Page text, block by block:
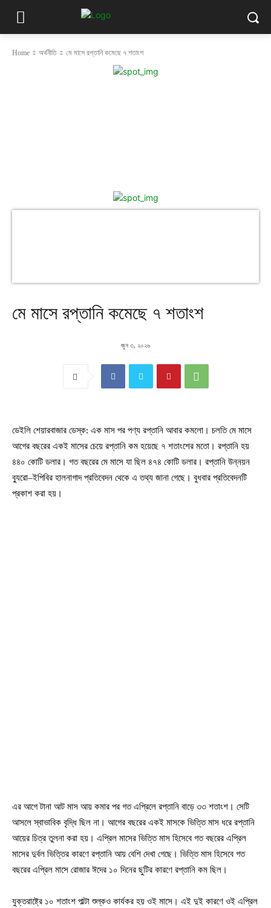
Home অর্থনীতি মে মাসে রপ্তানি কমেছে ৭ শতাংশ
মে মাসে রপ্তানি কমেছে ৭ শতাংশ
জুন ৩, ২০২৬
ডেইলি শেয়ারবাজার ডেস্ক: এক মাস পর পণ্য রপ্তানি আবার কমলো। চলতি মে মাসে
আগের বছরের একই মাসের চেয়ে রপ্তানি কম হয়েছে ৭ শতাংশের মতো। রপ্তানি হয়
৪৪০ কোটি ডলার। গত বছরের মে মাসে যা ছিল ৪৭৪ কোটি ডলার। রপ্তানি উন্নয়ন
ব্যুরো–ইপিবির হালনাগাদ প্রতিবেদন থেকে এ তথ্য জানা গেছে। বুধবার প্রতিবেদনটি
প্রকাশ করা হয়।
এর আগে টানা আট মাস আয় কমার পর গত এপ্রিলে রপ্তানি বাড়ে ৩৩ শতাংশ। সেটি
আসলে স্বাভাবিক বৃদ্ধি ছিল না। আগের বছরের একই মাসকে ভিত্তি মাস ধরে রপ্তানি
আয়ের চিত্র তুলনা করা হয়। এপ্রিল মাসের ভিত্তি মাস হিসেবে গত বছরের এপ্রিল
মাসের দুর্বল ভিত্তির কারণে রপ্তানি আয় বেশি দেখা গেছে। ভিত্তি মাস হিসেবে গত
বছরের এপ্রিল মাসে রোজার ঈদের ১০ দিনের ছুটির কারণে রপ্তানি কম ছিল।
যুক্তরাষ্ট্রে ১০ শতাংশ পাল্টা শুল্কও কার্যকর হয় ওই মাসে। এই দুই কারণে ওই এপ্রিল